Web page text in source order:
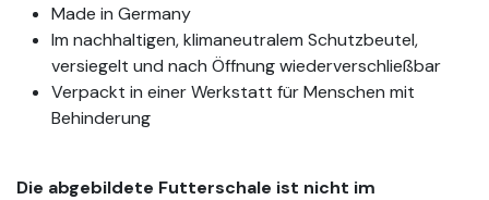
Made in Germany
Im nachhaltigen, klimaneutralem Schutzbeutel,
versiegelt und nach Öffnung wiederverschließbar
Verpackt in einer Werkstatt für Menschen mit
Behinderung
Die abgebildete Futterschale ist nicht im